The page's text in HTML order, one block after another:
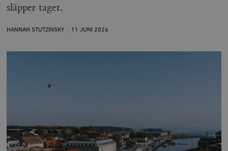
släpper taget.
HANNAH STUTZINSKY 11 JUNI 2026